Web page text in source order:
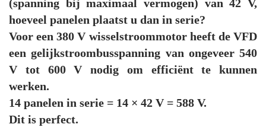
(spanning bij maximaal vermogen) van 42 V,
hoeveel panelen plaatst u dan in serie?
Voor een 380 V wisselstroommotor heeft de VFD
een gelijkstroombusspanning van ongeveer 540
V tot 600 V nodig om efficiënt te kunnen
werken.
14 panelen in serie = 14 × 42 V = 588 V.
Dit is perfect.